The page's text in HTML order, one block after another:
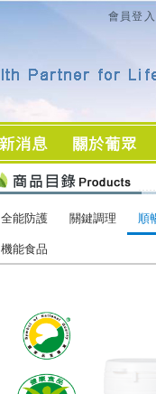
會員登入
全能防護 關鍵調理 順
機能食品